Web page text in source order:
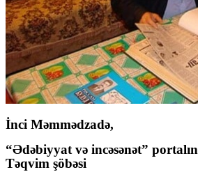
İnci Məmmədzadə,
“Ədəbiyyat və incəsənət”
Təqvim şöbəsi